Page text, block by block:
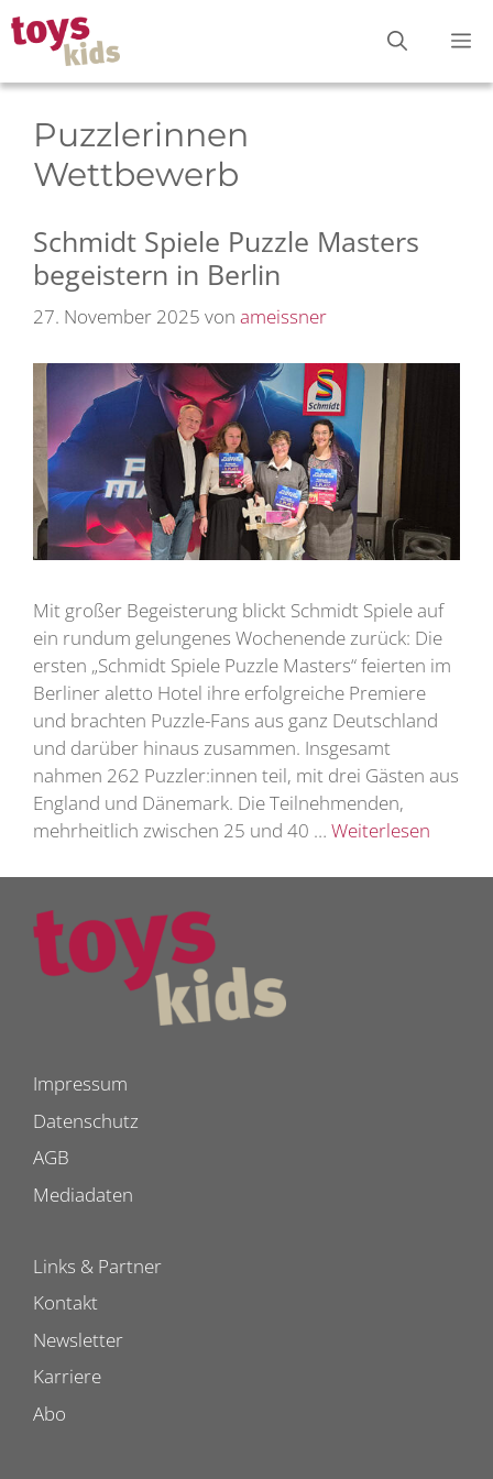
Zum
Inhalt
springen
Puzzlerinnen
Wettbewerb
Schmidt Spiele Puzzle Masters
begeistern in Berlin
27. November 2025 von ameissner
Mit großer Begeisterung blickt Schmidt Spiele auf
ein rundum gelungenes Wochenende zurück: Die
ersten „Schmidt Spiele Puzzle Masters“ feierten im
Berliner aletto Hotel ihre erfolgreiche Premiere
und brachten Puzzle-Fans aus ganz Deutschland
und darüber hinaus zusammen. Insgesamt
nahmen 262 Puzzler:innen teil, mit drei Gästen aus
England und Dänemark. Die Teilnehmenden,
mehrheitlich zwischen 25 und 40 … Weiterlesen
Impressum
Datenschutz
AGB
Mediadaten
Links & Partner
Kontakt
Newsletter
Karriere
Abo